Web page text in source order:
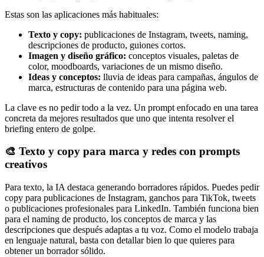
Estas son las aplicaciones más habituales:
Texto y copy: publicaciones de Instagram, tweets, naming,
descripciones de producto, guiones cortos.
Imagen y diseño gráfico: conceptos visuales, paletas de
color, moodboards, variaciones de un mismo diseño.
Ideas y conceptos: lluvia de ideas para campañas, ángulos de
marca, estructuras de contenido para una página web.
La clave es no pedir todo a la vez. Un prompt enfocado en una tarea
concreta da mejores resultados que uno que intenta resolver el
briefing entero de golpe.
🎨 Texto y copy para marca y redes con prompts
creativos
Para texto, la IA destaca generando borradores rápidos. Puedes pedir
copy para publicaciones de Instagram, ganchos para TikTok, tweets
o publicaciones profesionales para LinkedIn. También funciona bien
para el naming de producto, los conceptos de marca y las
descripciones que después adaptas a tu voz. Como el modelo trabaja
en lenguaje natural, basta con detallar bien lo que quieres para
obtener un borrador sólido.